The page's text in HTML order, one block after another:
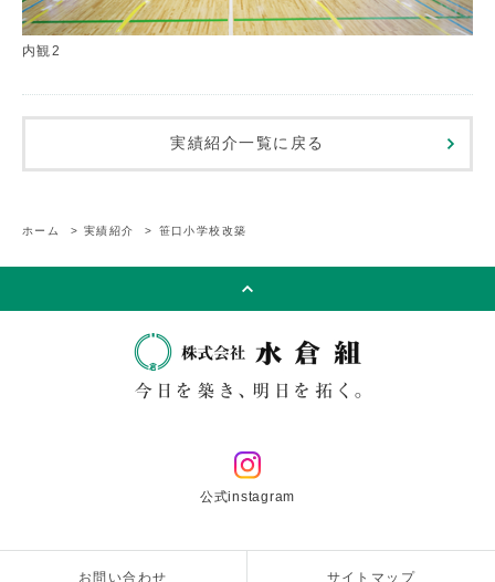
内観2
実績紹介一覧に戻る
ホーム > 実績紹介 > 笹口小学校改築
公式instagram
お問い合わせ サイトマップ